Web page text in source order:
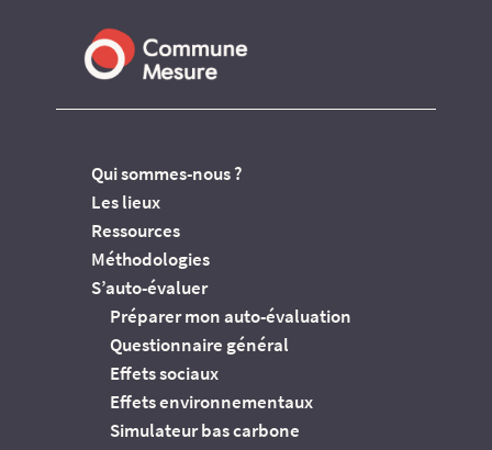
Qui sommes-nous ?
Les lieux
Ressources
Méthodologies
S’auto-évaluer
Préparer mon auto-évaluation
Questionnaire général
Effets sociaux
Effets environnementaux
Simulateur bas carbone